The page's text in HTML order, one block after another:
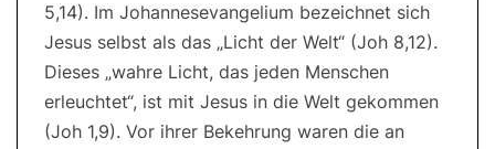
5,14). Im Johannesevangelium bezeichnet sich
Jesus selbst als das „Licht der Welt“ (Joh 8,12).
Dieses „wahre Licht, das jeden Menschen
erleuchtet“, ist mit Jesus in die Welt gekommen
(Joh 1,9). Vor ihrer Bekehrung waren die an